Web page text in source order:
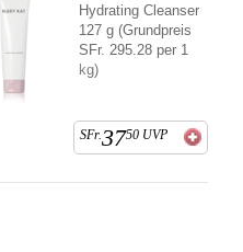
Hydrating Cleanser
127 g (Grundpreis
SFr. 295.28 per 1
kg)
SFr.3750 UVP